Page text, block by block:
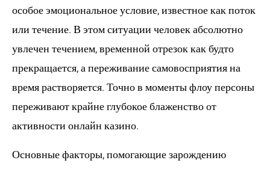
особое эмоциональное условие, известное как поток
или течение. В этом ситуации человек абсолютно
увлечен течением, временной отрезок как будто
прекращается, а переживание самовосприятия на
время растворяется. Точно в моменты флоу персоны
переживают крайне глубокое блаженство от
активности онлайн казино.
Основные факторы, помогающие зарождению